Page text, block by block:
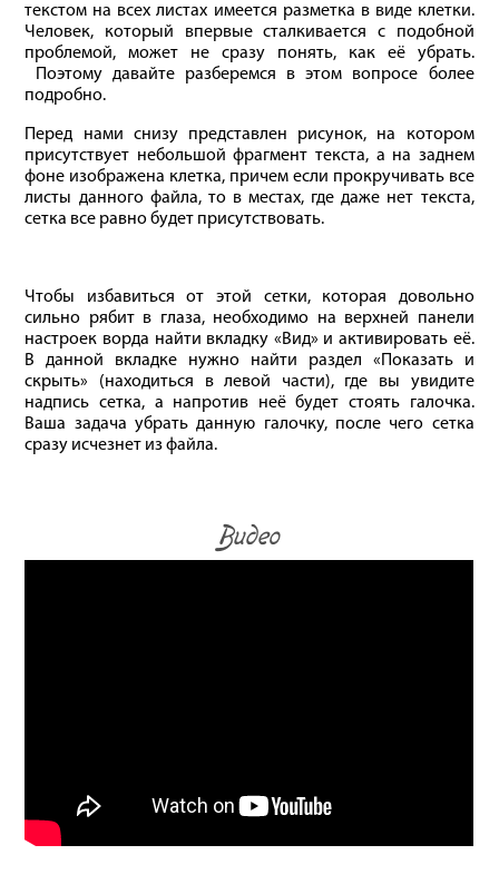
текстом на всех листах имеется разметка в виде клетки.
Человек, который впервые сталкивается с подобной
проблемой, может не сразу понять, как её убрать.
Поэтому давайте разберемся в этом вопросе более
подробно.
Перед нами снизу представлен рисунок, на котором
присутствует небольшой фрагмент текста, а на заднем
фоне изображена клетка, причем если прокручивать все
листы данного файла, то в местах, где даже нет текста,
сетка все равно будет присутствовать.
Чтобы избавиться от этой сетки, которая довольно
сильно рябит в глаза, необходимо на верхней панели
настроек ворда найти вкладку «Вид» и активировать её.
В данной вкладке нужно найти раздел «Показать и
скрыть» (находиться в левой части), где вы увидите
надпись сетка, а напротив неё будет стоять галочка.
Ваша задача убрать данную галочку, после чего сетка
сразу исчезнет из файла.
Видео